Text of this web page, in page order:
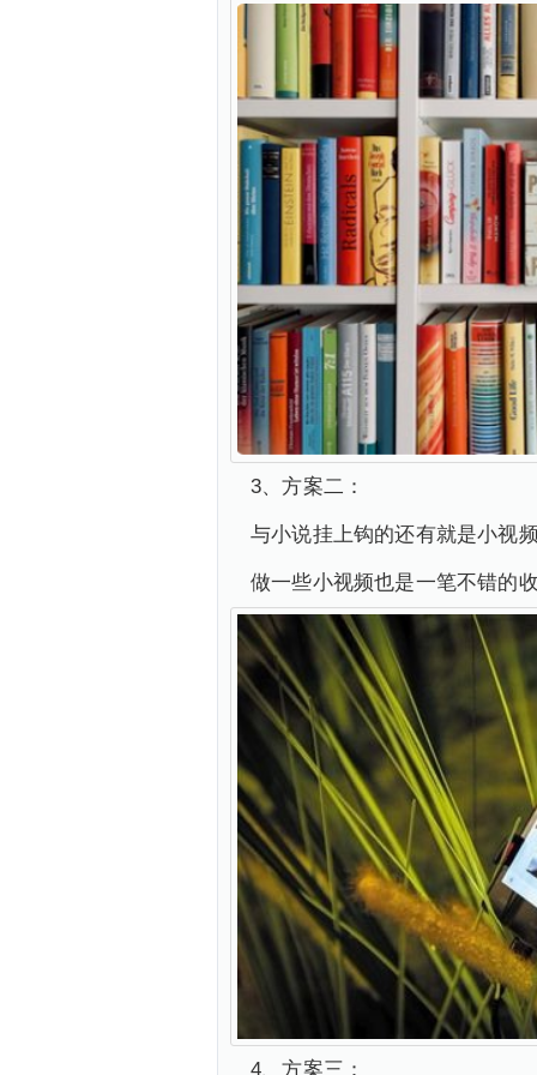
3、方案二：
与小说挂上钩的还有就是小视
做一些小视频也是一笔不错的
4、方案三：